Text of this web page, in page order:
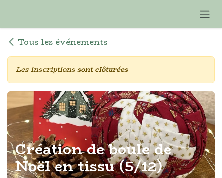
Tous les événements
Les inscriptionssont clôturées
Création de boule de
Noël en tissu (5/12)